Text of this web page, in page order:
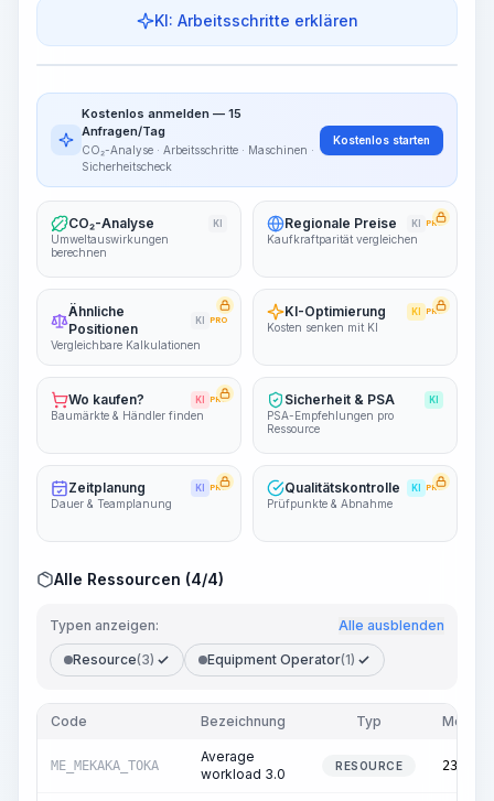
KI: Arbeitsschritte erklären
Work Steps
~15-30 Sek.
Kostenlos anmelden — 15
Anfragen/Tag
CO₂-Analyse · Arbeitsschritte · Maschinen ·
Sicherheitscheck
Kostenlos starten
CO₂-Analyse KI
Umweltauswirkungen
berechnen
Regionale Preise KI PRO
Kaufkraftparität vergleichen
Ähnliche
Positionen
KI PRO
Vergleichbare Kalkulationen
KI-Optimierung KI PRO
Kosten senken mit KI
Wo kaufen? KI PRO
Baumärkte & Händler finden
Sicherheit & PSA KI
PSA-Empfehlungen pro
Ressource
Zeitplanung KI PRO
Dauer & Teamplanung
Qualitätskontrolle KI PRO
Prüfpunkte & Abnahme
Alle Ressourcen (4/4)
Typen anzeigen: Alle ausblenden
Resource(3) Equipment Operator(1)
Code Bezeichnung Typ Menge
ME_MEKAKA_TOKA
Average
workload 3.0
RESOURCE 237.00